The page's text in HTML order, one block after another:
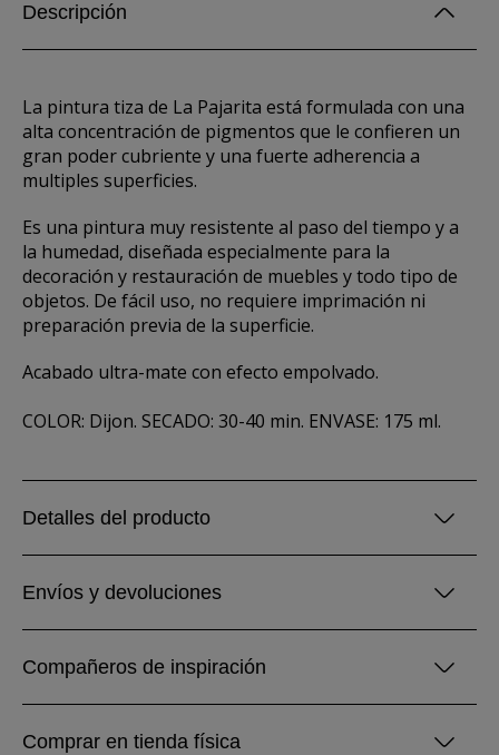
Descripción
La pintura tiza de La Pajarita está formulada con una
alta concentración de pigmentos que le confieren un
gran poder cubriente y una fuerte adherencia a
multiples superficies.
Es una pintura muy resistente al paso del tiempo y a
la humedad, diseñada especialmente para la
decoración y restauración de muebles y todo tipo de
objetos. De fácil uso, no requiere imprimación ni
preparación previa de la superficie.
Acabado ultra-mate con efecto empolvado.
COLOR: Dijon. SECADO: 30-40 min. ENVASE: 175 ml.
Detalles del producto
Envíos y devoluciones
Compañeros de inspiración
Comprar en tienda física